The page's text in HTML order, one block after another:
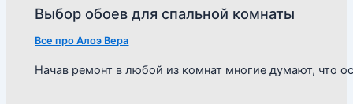
Выбор обоев для спальной комнаты
Все про Алоэ Вера
Начав ремонт в любой из комнат многие думают, что